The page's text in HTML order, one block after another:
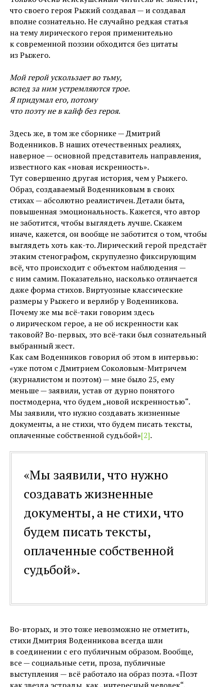
что своего героя Рыжий создавал — и создавал
вполне сознательно. Не случайно редкая статья
на тему лирического героя применительно
к современной поэзии обходится без цитаты
из Рыжего.
Мой герой ускользает во тьму,
вслед за ним устремляются трое.
Я придумал его, потому
что поэту не в кайф без героя.
Здесь же, в том же сборнике — Дмитрий
Воденников. В наших отечественных реалиях,
наверное — основной представитель направления,
известного как «новая искренность».
Тут совершенно другая история, чем у Рыжего.
Образ, создаваемый Воденниковым в своих
стихах — абсолютно реалистичен. Детали быта,
повышенная эмоциональность. Кажется, что автор
не заботится, чтобы выглядеть лучше. Скажем
иначе, кажется, он вообще не заботится о том, чтобы
выглядеть хоть как-то. Лирический герой предстаёт
этаким стенографом, скрупулезно фиксирующим
всё, что происходит с объектом наблюдения —
с ним самим. Показательно, насколько отличается
даже форма стихов. Виртуозные классические
размеры у Рыжего и верлибр у Воденникова.
Почему же мы всё-таки говорим здесь
о лирическом герое, а не об искренности как
таковой? Во-первых, это всё-таки был сознательный
выбранный жест.
Как сам Воденников говорил об этом в интервью:
«уже потом с Дмитрием Соколовым-Митричем
(журналистом и поэтом) — мне было 25, ему
меньше — заявили, устав от дурно понятого
постмодерна, что будем „новой искренностью“.
Мы заявили, что нужно создавать жизненные
документы, а не стихи, что будем писать тексты,
оплаченные собственной судьбой»[2].
«Мы заявили, что нужно
создавать жизненные
документы, а не стихи, что
будем писать тексты,
оплаченные собственной
судьбой».
Во-вторых, и это тоже невозможно не отметить,
стихи Дмитрия Воденникова всегда шли
в соединении с его публичным образом. Вообще,
все — социальные сети, проза, публичные
выступления — всё работало на образ поэта. «Поэт